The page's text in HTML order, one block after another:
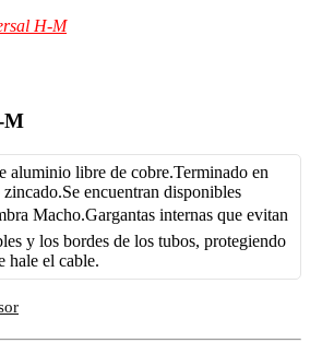
H-M
M
aluminio libre de cobre.Terminado en
encuentran disponibles
Macho.Gargantas internas que evitan
y los bordes de los tubos, protegiendo
hale el cable.